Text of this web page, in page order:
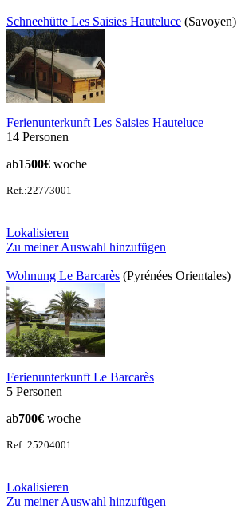
Schneehütte Les Saisies Hauteluce (Savoyen)
Ferienunterkunft Les Saisies Hauteluce
14 Personen
ab1500€ woche
Ref.:22773001
Lokalisieren
Zu meiner Auswahl hinzufügen
Wohnung Le Barcarès (Pyrénées Orientales)
Ferienunterkunft Le Barcarès
5 Personen
ab700€ woche
Ref.:25204001
Lokalisieren
Zu meiner Auswahl hinzufügen